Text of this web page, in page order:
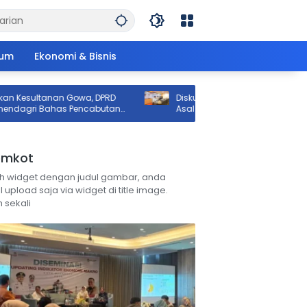
Ekonomi & Bisnis
Gowa, DPRD
Pencabutan
Diskusi MUI Makassar: Poligami Boleh,
Asal Penuhi Syarat Hukum Negara
widget dengan judul gambar, anda
upload saja via widget di title image.
sekali